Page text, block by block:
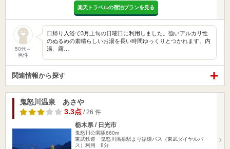
楽天トラベルの宿泊プランを見る
50代～
男性
日帰り入浴で3月上旬の日曜日に利用しました。強いアルカリ性
のぬるめの素晴らしいお湯を長い時間ゆっくりとつかれます。内
湯、露…
関連情報から探す
鬼怒川温泉 あさや
3.3点 / 26 件
栃木県 / 日光市
鬼怒川公園駅660m
東武鉄道 鬼怒川温泉駅より循環バス（東武ダイヤルバ
ス）利用 8分